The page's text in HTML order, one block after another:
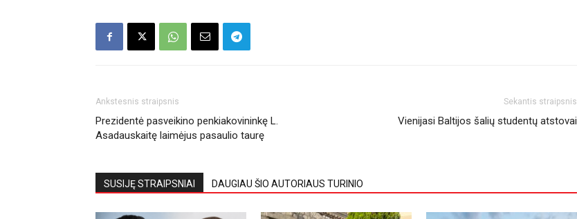
Ankstesnis straipsnis
Prezidentė pasveikino penkiakovininkę L.
Asadauskaitę laimėjus pasaulio taurę
Sekantis straipsnis
Vienijasi Baltijos šalių studentų atstovai
SUSIJĘ STRAIPSNIAI DAUGIAU ŠIO AUTORIAUS TURINIO